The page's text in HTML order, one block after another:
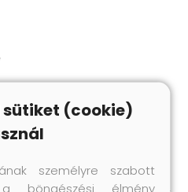
igen
sütiket (cookie)
személyre szabott
böngészési élmény